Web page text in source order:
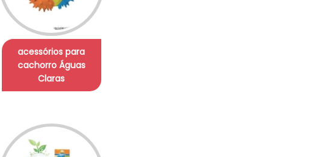
acessórios para
cachorro Águas
Claras